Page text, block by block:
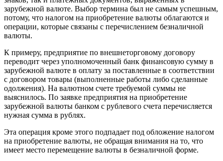
зарубежной валюте. Выбор термина был не самым успешным,
потому, что налогом на приобретение валюты облагаются и
операции, которые связаны с перечислением безналичной
валюты.
К примеру, предприятие по внешнеторговому договору
переводит через уполномоченный банк финансовую сумму в
зарубежной валюте в оплату за поставленные в соответствии
с договором товары (выполненные работы либо сделанные
одолжения). На валютном счете требуемой суммы не
выяснилось. По заявке предприятия на приобретение
зарубежной валюты банком с рублевого счета перечисляется
нужная сумма в рублях.
Эта операция кроме этого подпадает под обложение налогом
на приобретение валюты, не обращая внимания на то, что
имеет место перемещение валюты в безналичной форме.